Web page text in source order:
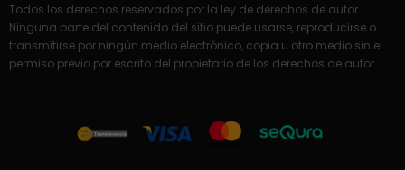
Todos los derechos reservados por la ley de derechos de autor.
Ninguna parte del contenido del sitio puede usarse, reproducirse o
transmitirse por ningún medio electrónico, copia u otro medio sin el
permiso previo por escrito del propietario de los derechos de autor.